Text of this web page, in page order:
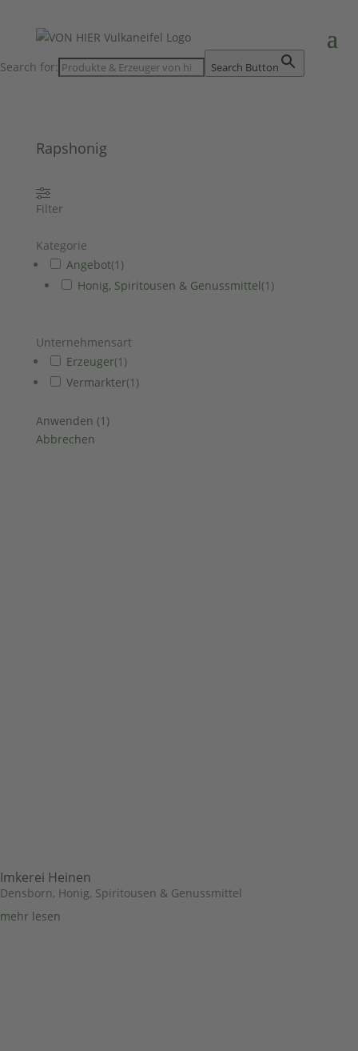
Search for: Search Button
Rapshonig
Filter
Kategorie
Angebot(1 )
Honig, Spiritousen & Genussmittel(1 )
Unternehmensart
Erzeuger(1 )
Vermarkter(1 )
Anwenden (1 )
Abbrechen
Imkerei Heinen
Densborn, Honig, Spiritousen & Genussmittel
mehr lesen